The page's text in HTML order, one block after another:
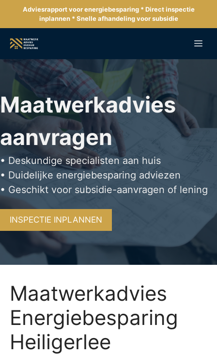
de
inhoud
Adviesrapport voor energiebesparing * Direct inspectie
inplannen * Snelle afhandeling voor subsidie
Maatwerkadvies
aanvragen
• Deskundige specialisten aan huis
• Duidelijke energiebesparing adviezen
• Geschikt voor subsidie-aanvragen of lening
INSPECTIE INPLANNEN
Maatwerkadvies
Energiebesparing
Heiligerlee